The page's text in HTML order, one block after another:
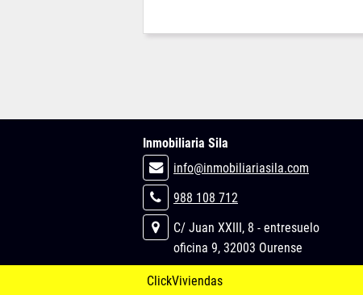
Inmobiliaria Sila
info@inmobiliariasila.com
988 108 712
C/ Juan XXIII, 8 - entresuelo
oficina 9, 32003 Ourense
ClickViviendas